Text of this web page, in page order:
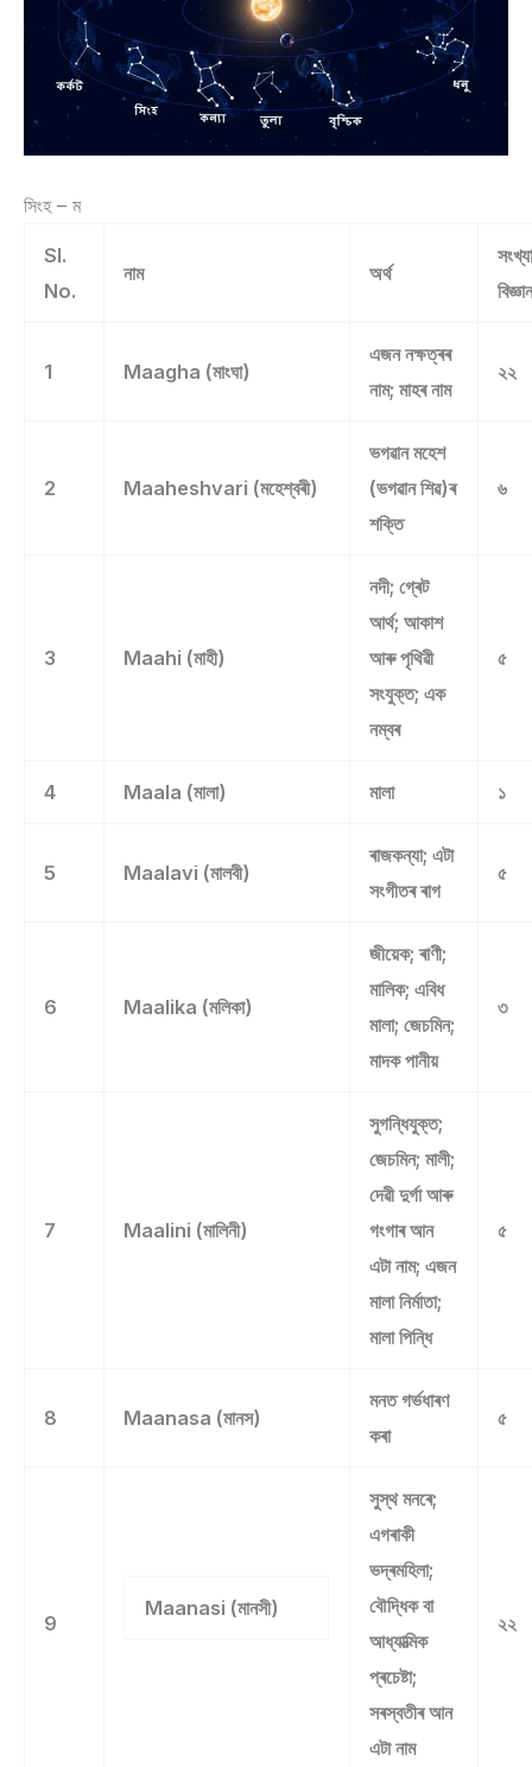
সিংহ – ম
Sl.
No.
নাম অৰ্থ
1 Maagha (মাংঘা)
এজন নক্ষত্ৰৰ
নাম; মাহৰ নাম
২২
2 Maaheshvari (মহেশ্বৰী)
ভগৱান মহেশ
(ভগৱান শিৱ)ৰ
শক্তি
৬
3 Maahi (মাহী)
নদী; গ্ৰেট
আৰ্থ; আকাশ
আৰু পৃথিৱী
সংযুক্ত; এক
নম্বৰ
৫
4 Maala (মালা) মালা ১
5 Maalavi (মালবী)
ৰাজকন্যা; এটা
সংগীতৰ ৰাগ
৫
6 Maalika (মলিকা)
জীয়েক; ৰাণী;
মালিক; এবিধ
মালা; জেচমিন;
মাদক পানীয়
৩
7 Maalini (মালিনী)
সুগন্ধিযুক্ত;
জেচমিন; মালী;
দেৱী দুৰ্গা আৰু
গংগাৰ আন
এটা নাম; এজন
মালা নিৰ্মাতা;
মালা পিন্ধি
৫
8 Maanasa (মানস)
মনত গৰ্ভধাৰণ
কৰা
৫
9
Maanasi (মানসী)
সুস্থ মনৰে;
এগৰাকী
ভদ্ৰমহিলা;
বৌদ্ধিক বা
আধ্যাত্মিক
প্ৰচেষ্টা;
সৰস্বতীৰ আন
এটা নাম
২২